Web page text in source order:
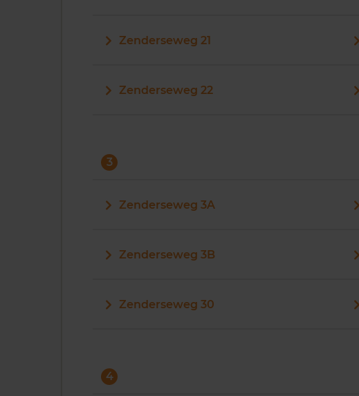
Zenderseweg 21
Zenderseweg 22
3
Zenderseweg 3A
Zenderseweg 3B
Zenderseweg 30
4